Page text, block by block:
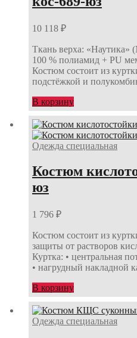
10 118 ₽
Ткань верха: «Наутика»
100 % полиамид + PU
Костюм состоит из
подстёжкой и
В корзину
Одежда специальная
Костюм
юз
1 796 ₽
Костюм состоит из
защиты от растворов
Куртка: • центральная
• нагрудный накладной
В корзину
Одежда специальная